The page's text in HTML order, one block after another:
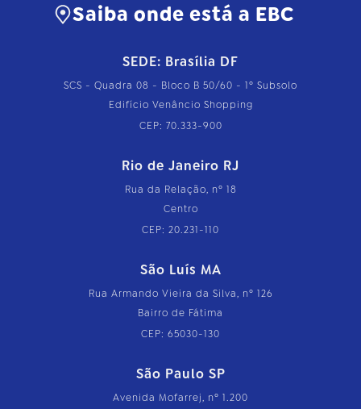
Saiba onde está a EBC
SEDE: Brasília DF
SCS - Quadra 08 - Bloco B 50/60 - 1º Subsolo
Edifício Venâncio Shopping
CEP: 70.333-900
Rio de Janeiro RJ
Rua da Relação, nº 18
Centro
CEP: 20.231-110
São Luís MA
Rua Armando Vieira da Silva, nº 126
Bairro de Fátima
CEP: 65030-130
São Paulo SP
Avenida Mofarrej, nº 1.200